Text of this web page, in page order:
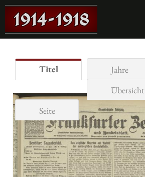
Titel
Jahre
Übersicht
Seite